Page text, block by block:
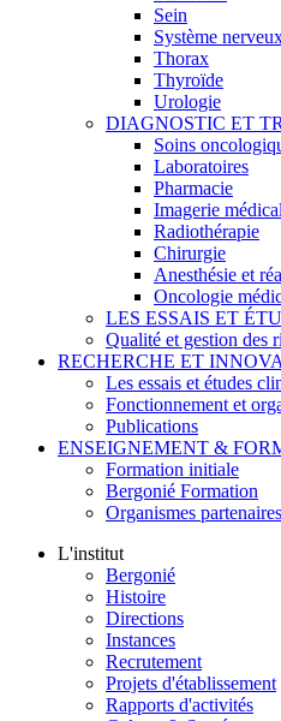
Sein
Système
Thorax
Thyroïde
Urologie
DIAGNOSTIC ET
Soins
Laboratoires
Pharmacie
Imagerie
Radiothérapie
Chirurgie
Anesthésie et
Oncologie
LES ESSAIS ET
Qualité et gestion des
RECHERCHE ET
Les essais et études
Fonctionnement et
Publications
ENSEIGNEMENT &
Formation initiale
Bergonié Formation
Organismes partenaires
L'institut
Bergonié
Histoire
Directions
Instances
Recrutement
Projets d'établissement
Rapports d'activités